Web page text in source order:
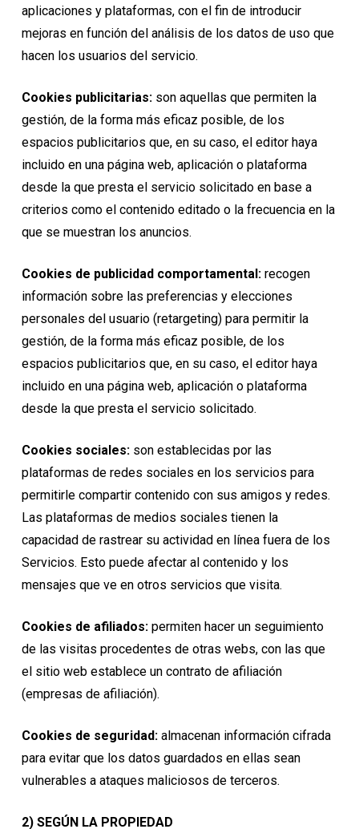
aplicaciones y plataformas, con el fin de introducir
mejoras en función del análisis de los datos de uso que
hacen los usuarios del servicio.
Cookies publicitarias:son aquellas que permiten la
gestión, de la forma más eficaz posible, de los
espacios publicitarios que, en su caso, el editor haya
incluido en una página web, aplicación o plataforma
desde la que presta el servicio solicitado en base a
criterios como el contenido editado o la frecuencia en la
que se muestran los anuncios.
Cookies de publicidad comportamental:recogen
información sobre las preferencias y elecciones
personales del usuario (retargeting) para permitir la
gestión, de la forma más eficaz posible, de los
espacios publicitarios que, en su caso, el editor haya
incluido en una página web, aplicación o plataforma
desde la que presta el servicio solicitado.
Cookies sociales:son establecidas por las
plataformas de redes sociales en los servicios para
permitirle compartir contenido con sus amigos y redes.
Las plataformas de medios sociales tienen la
capacidad de rastrear su actividad en línea fuera de los
Servicios. Esto puede afectar al contenido y los
mensajes que ve en otros servicios que visita.
Cookies de afiliados:permiten hacer un seguimiento
de las visitas procedentes de otras webs, con las que
el sitio web establece un contrato de afiliación
(empresas de afiliación).
Cookies de seguridad:almacenan información cifrada
para evitar que los datos guardados en ellas sean
vulnerables a ataques maliciosos de terceros.
2) SEGÚN LA PROPIEDAD